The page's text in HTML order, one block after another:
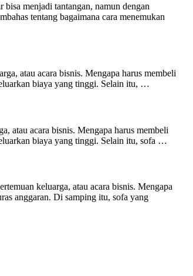
menjadi tantangan, namun dengan
tentang bagaimana cara menemukan
atau acara bisnis. Mengapa harus membeli
biaya yang tinggi. Selain itu, …
atau acara bisnis. Mengapa harus membeli
biaya yang tinggi. Selain itu, sofa …
keluarga, atau acara bisnis. Mengapa
anggaran. Di samping itu, sofa yang